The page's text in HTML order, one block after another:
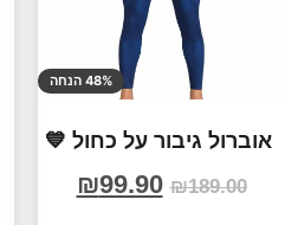
48% הנחה
אוברול גיבור על כחול 💙
₪189.00
₪99.90